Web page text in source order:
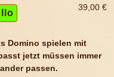
39,00 €